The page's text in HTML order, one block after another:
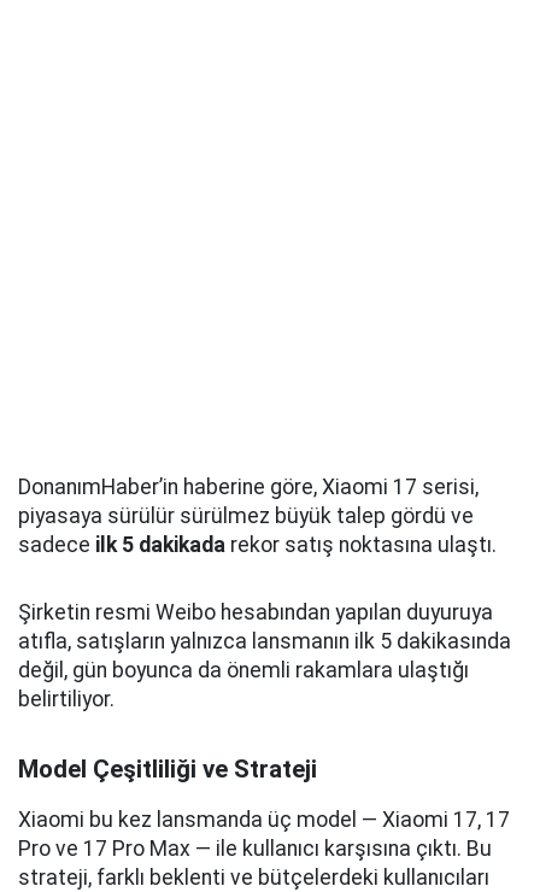
DonanımHaber’in haberine göre, Xiaomi 17 serisi,
piyasaya sürülür sürülmez büyük talep gördü ve
sadece ilk 5 dakikada rekor satış noktasına ulaştı.
Şirketin resmi Weibo hesabından yapılan duyuruya
atıfla, satışların yalnızca lansmanın ilk 5 dakikasında
değil, gün boyunca da önemli rakamlara ulaştığı
belirtiliyor.
Model Çeşitliliği ve Strateji
Xiaomi bu kez lansmanda üç model — Xiaomi 17, 17
Pro ve 17 Pro Max — ile kullanıcı karşısına çıktı. Bu
strateji, farklı beklenti ve bütçelerdeki kullanıcıları